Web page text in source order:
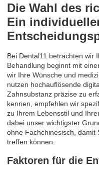
Die Wahl des
Ein
Bei Dental11 betrachten wir
Behandlung beginnt mit
wir Ihre Wünsche und
nutzen hochauflösende
Zahnsubstanz präzise zu
kennen, empfehlen wir
zu Ihrem Lebensstil und
dabei unser wichtigster
ohne Fachchinesisch, damit
treffen können.
Faktoren für die